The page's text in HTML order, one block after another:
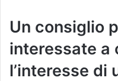
Un consiglio
interessate a
l’interesse di